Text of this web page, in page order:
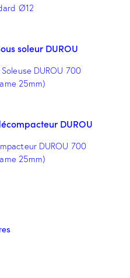
soleur DUROU
DUROU